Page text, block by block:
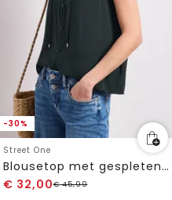
-30%
Street One
Blousetop met gespleten hals en ruches
€ 32,00€45,99